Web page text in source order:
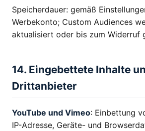
Speicherdauer: gemäß
Werbekonto; Custom Audiences
aktualisiert oder bis zum Widerruf
14. Eingebettete Inhalte
Drittanbieter
YouTube und Vimeo: Einbettung
IP-Adresse, Geräte- und